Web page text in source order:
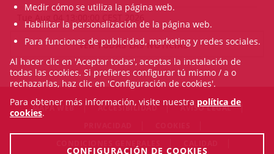
VER TODAS LAS NOTICIAS
MAPA WEB ACCESIBILIDAD
AVISO LEGAL
Medir cómo se utiliza la página web.
Habilitar la personalización de la página web.
Para funciones de publicidad, marketing y redes sociales.
Al hacer clic en 'Aceptar todas', aceptas la instalación de
todas las cookies. Si prefieres configurar tú mismo / a o
rechazarlas, haz clic en 'Configuración de cookies'.
Para obtener más información, visite nuestra política de
cookies.
CONFIGURACIÓN DE COOKIES